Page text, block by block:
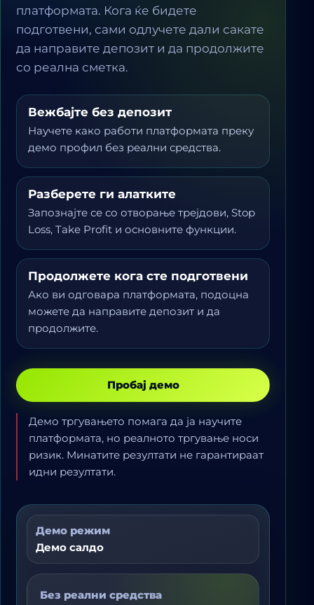
платформата. Кога ќе бидете
подготвени, сами одлучете дали сакате
да направите депозит и да продолжите
со реална сметка.
Вежбајте без депозит
Научете како работи платформата преку
демо профил без реални средства.
Разберете ги алатките
Запознајте се со отворање трејдови, Stop
Loss, Take Profit и основните функции.
Продолжете кога сте подготвени
Ако ви одговара платформата, подоцна
можете да направите депозит и да
продолжите.
Пробај демо
Демо тргувањето помага да ја научите
платформата, но реалното тргување носи
ризик. Минатите резултати не гарантираат
идни резултати.
Демо режим
Демо салдо
Без реални средства